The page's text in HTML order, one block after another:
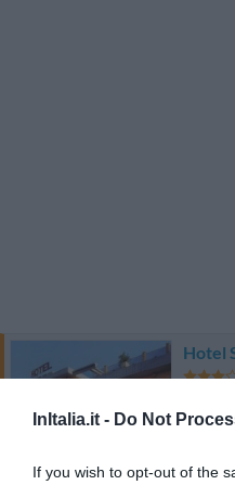
InItalia.it - Do Not
If you wish to opt-out of the
Hotel